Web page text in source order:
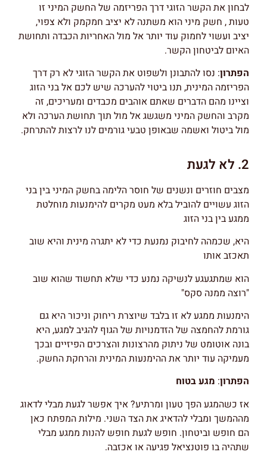
לבחון את הקשר הזוגי דרך הפריזמה של החשק המיני זו
טעות , חשק מיני הוא משתנה לא יציב חמקמק ולא צפוי,
יציב ועשוי לחמוק עוד יותר אל מול האחריות הכבדה ותחושת
האיום לביטחון הקשר.
הפתרון: נסו להתבונן ולשפוט את הקשר הזוגי לא רק דרך
הפריזמה המינית, תנו ביטוי להערכה שיש לכם אל בני הזוג
וציינו מהם הדברים שאתם אוהבים מכבדים ומעריכים, זה
מקרב והחשק המיני משגשג אל מול תוך תחושת הערכה ולא
מול ביטול ואשמה שבאופן טבעי גורמים לנו לרצות להתרחק.
2. לא לגעת
מצבים חוזרים ונשנים של חוסר הלימה בחשק המיני בין בני
הזוג עשויים להוביל בלא מעט מקרים להימנעות מוחלטת
ממגע בין בני הזוג
היא, שכמהה לחיבוק נמנעת כדי לא יתגרה מינית והיא שוב
תאכזב אותו
הוא שמתגעגע לנשיקה נמנע כדי שלא תחשוד שהוא שוב
"רוצה ממנה סקס"
הימנעות ממגע לא זו בלבד שיוצרת ריחוק וניכור היא גם
גורמת להחמצה של הזדמנויות של הגוף להגיב למגע, היא
בונה אוטומט של ניתוק מהרצונות והצרכים הפיזיים ובכך
מעמיקה עוד יותר את ההימנעות המינית והרחקת החשק.
הפתרון: מגע בטוח
אז כשהמגע הפך טעון ומרתיע? איך אפשר לגעת מבלי לדאוג
מההמשך ומבלי להדאיג את הצד השני. מילות המפתח כאן
הם חופש וביטחון. חופש לגעת חופש להנות ממגע מבלי
שתהיה בו פוטנציאל פגיעה או אכזבה.